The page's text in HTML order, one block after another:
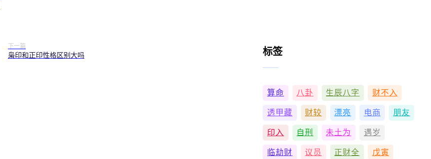
下一篇
枭印和正印性格区别大吗 标签
算命 八卦 生辰八字 财不入
透甲藏 财较 漂亮 电商 朋友
印入 自刑 未土为 遇岁
临劫财 议员 正财全 戊寅